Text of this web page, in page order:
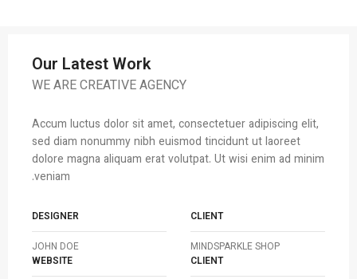
Our Latest Work
WE ARE CREATIVE AGENCY
Accum luctus dolor sit amet, consectetuer adipiscing elit,
sed diam nonummy nibh euismod tincidunt ut laoreet
dolore magna aliquam erat volutpat. Ut wisi enim ad minim
veniam.
CLIENT
MINDSPARKLE SHOP
DESIGNER
JOHN DOE
CLIENT
WEBSITE